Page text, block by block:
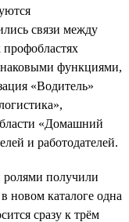
связи между
функциями,
«Водитель»
«Домашний
и работодателей.
ролями получили
новом каталоге одна
сразу к трём